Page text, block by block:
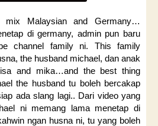
Malaysian and Germany…
di germany, admin pun baru
channel family ni. This family
the husband michael, dan anak
and mika…and the best thing
the husband tu boleh bercakap
ada slang lagi.. Dari video yang
ni memang lama menetap di
ngan husna ni, tu yang boleh